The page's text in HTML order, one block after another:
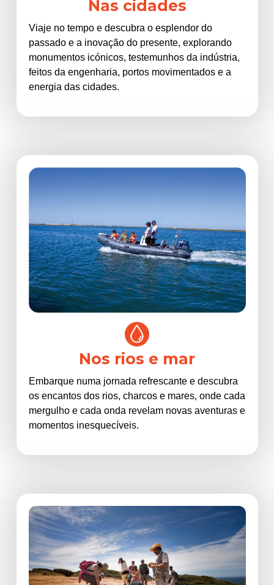
Nas cidades
Viaje no tempo e descubra o esplendor do
passado e a inovação do presente, explorando
monumentos icónicos, testemunhos da indústria,
feitos da engenharia, portos movimentados e a
energia das cidades.
Nos rios e mar
Embarque numa jornada refrescante e descubra
os encantos dos rios, charcos e mares, onde cada
mergulho e cada onda revelam novas aventuras e
momentos inesquecíveis.